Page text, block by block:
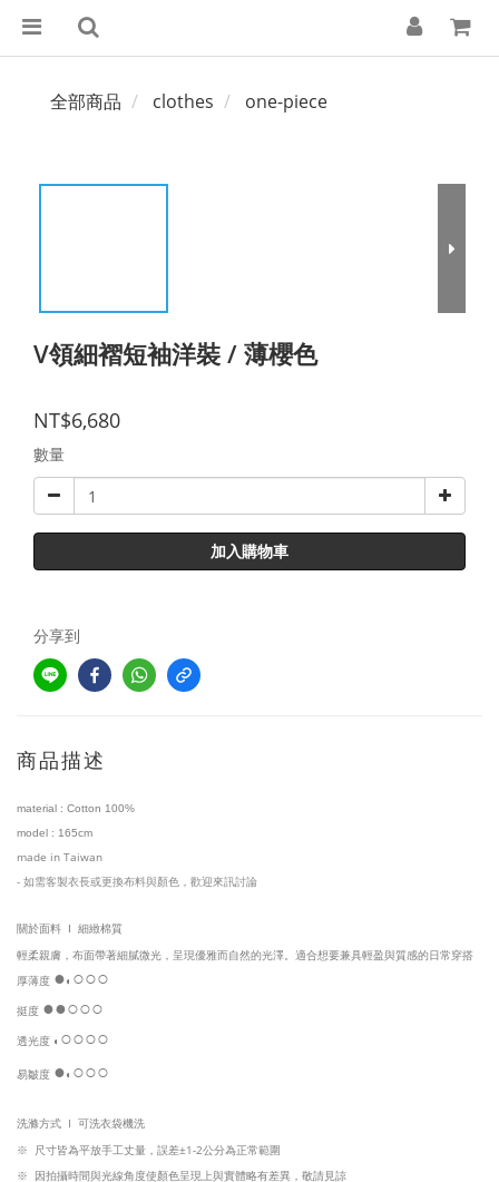
全部商品 clothes one-piece
V領細褶短袖洋裝 / 薄櫻色
NT$6,680
數量
加入購物車
分享到
商品描述
material : Cotton 100%
model : 165cm
made in Taiwan
- 如需客製衣長或更換布料與顏色，歡迎來訊討論
關於面料 I 細緻棉質
輕柔親膚，布面帶著細膩微光，呈現優雅而自然的光澤。適合想要兼具輕盈與質感的日常穿搭
厚薄度 ●◐ ○○○
挺度 ●●○○○
透光度 ◐ ○○○○
易皺度 ●◐ ○○○
洗滌方式 I 可洗衣袋機洗
※ 尺寸皆為平放手工丈量， 誤差±1-2公分為正常範圍
※ 因拍攝時間與光線角度使顏色呈現上與實體略有差異，敬請見諒